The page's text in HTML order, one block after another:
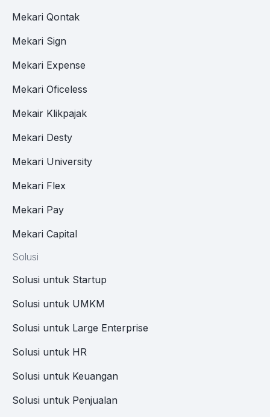
Mekari Qontak
Mekari Sign
Mekari Expense
Mekari Oficeless
Mekair Klikpajak
Mekari Desty
Mekari University
Mekari Flex
Mekari Pay
Mekari Capital
Solusi
Solusi untuk Startup
Solusi untuk UMKM
Solusi untuk Large Enterprise
Solusi untuk HR
Solusi untuk Keuangan
Solusi untuk Penjualan